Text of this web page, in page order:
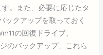
。また、必要に応じたタ
ックアップを取っておく
の回復ドライブ、
のバックアップ、これら